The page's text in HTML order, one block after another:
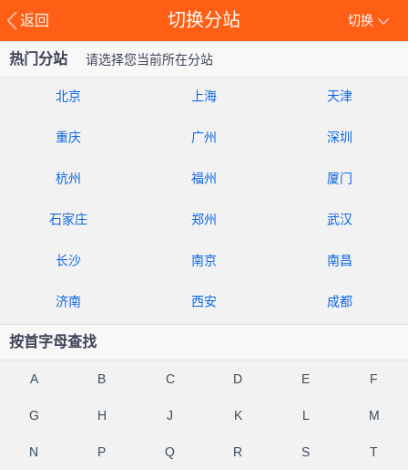
返回 切换
切换分站
热门分站 请选择您当前所在分站
北京 上海 天津
重庆 广州 深圳
杭州 福州 厦门
石家庄 郑州 武汉
长沙 南京 南昌
济南 西安 成都
按首字母查找
A B C D E F
G H J K L M
N P Q R S T